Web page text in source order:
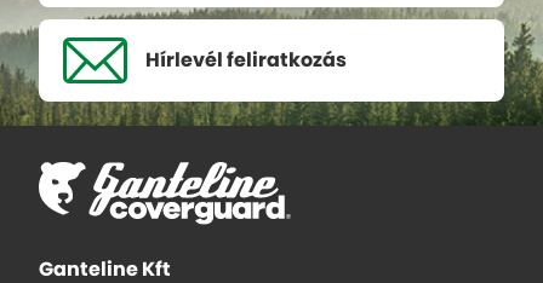
Hírlevél feliratkozás
Ganteline Kft